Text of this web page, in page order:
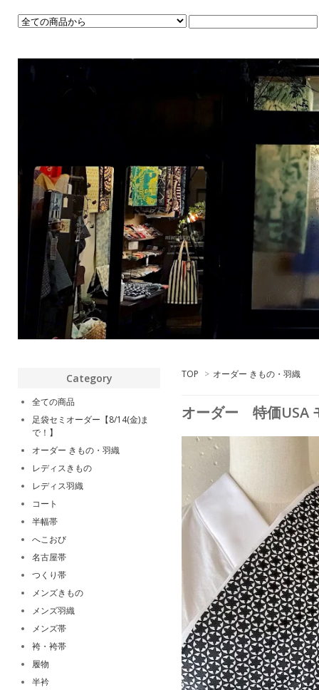
TOP > オーダー きもの・羽織
オーダー 特価USA
Category
全ての商品
足袋セミオーダー【8/14(金)ま
で！】
オーダー きもの・羽織
レディスきもの
レディス羽織
コート
半幅帯
へこおび
名古屋帯
つくり帯
メンズきもの
メンズ羽織
メンズ帯
袴・袴帯
履物
半衿